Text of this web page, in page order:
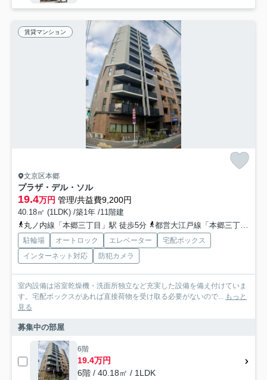
賃貸マンション
文京区本郷
プラザ・デル・ソル
19.4万円 管理/共益費9,200円
40.18㎡ (1LDK) /築1年 /11階建
丸ノ内線「本郷三丁目」駅 徒歩5分
都営大江戸線「本郷三丁目」駅 徒歩4分
駐輪場 オートロック エレベーター
宅配ボックス
インターネット対応
防犯カメラ
室内設備は浴室乾燥機・洗面所独立など充実した設備を備え付けていま
す。宅配ボックスがあれば直接荷物を受け取る必要がないので... もっと
見る
募集中の部屋
6階
19.4万円
6階 / 40.18㎡ / 1LDK